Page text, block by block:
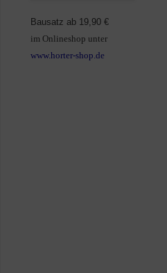
Bausatz ab 19,90 €
im Onlineshop unter
www.horter-shop.de